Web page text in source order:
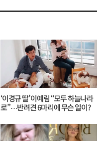
‘이경규 딸’ 이예림 “모두 하늘나라
로”⋯반려견 6마리에 무슨 일이?